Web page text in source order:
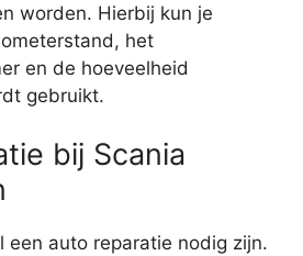
worden. Hierbij kun je
het
en de hoeveelheid
gebruikt.
bij Scania
auto reparatie nodig zijn.